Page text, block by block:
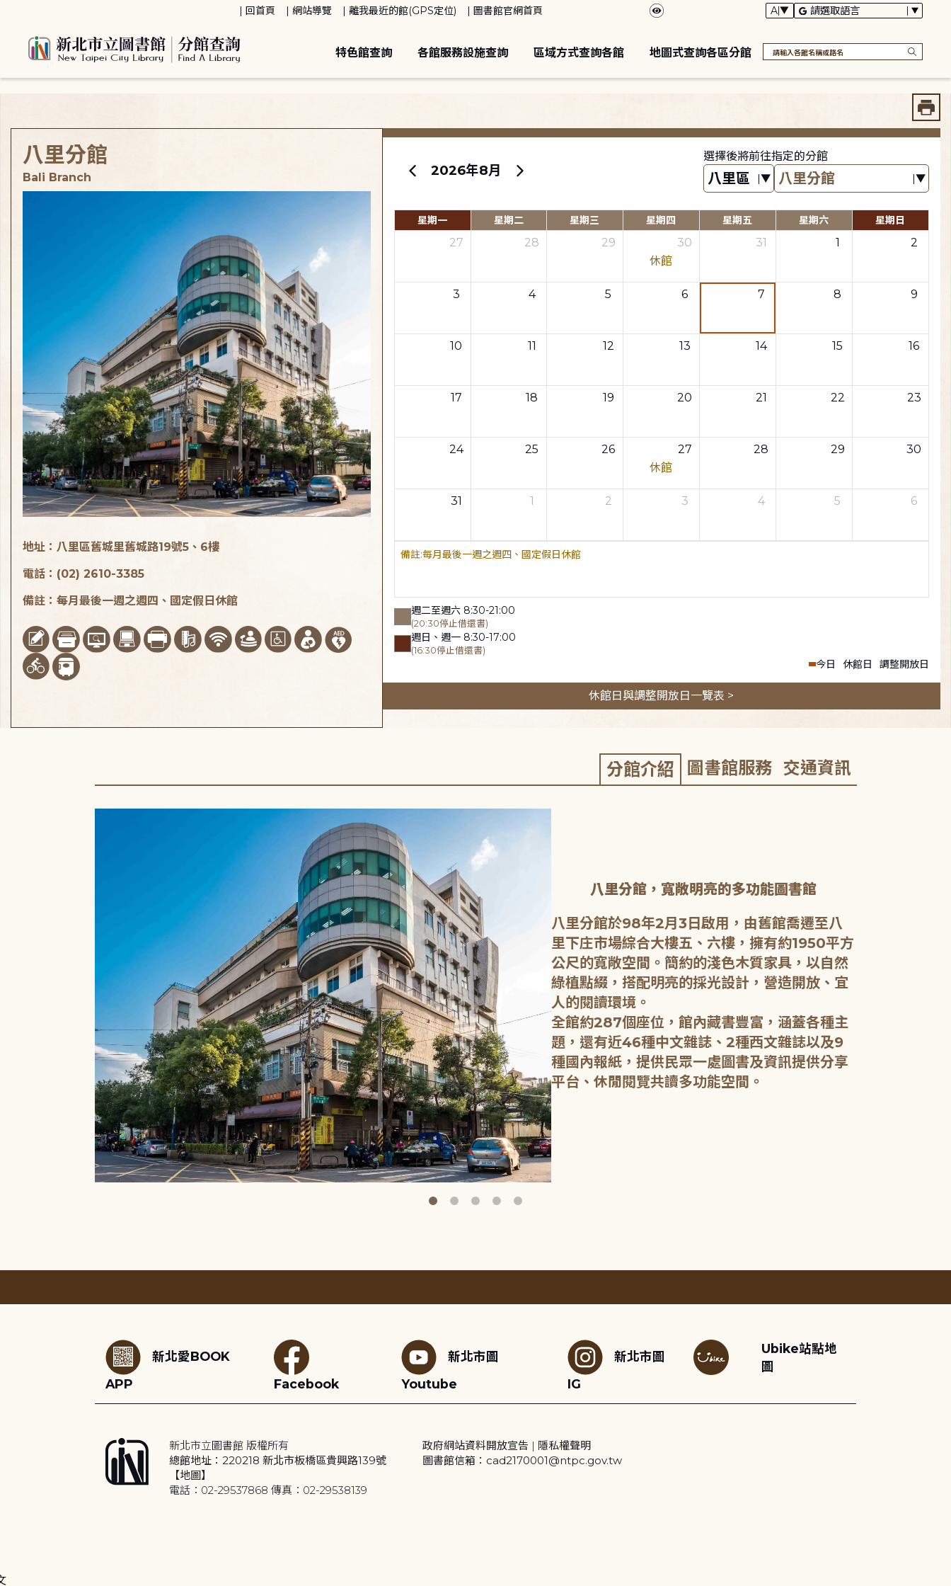
回首頁 網站導覽 離我最近的館(GPS定位) 圖書館官網首頁
特色館查詢 各館服務設施查詢 區域方式查詢各館 地圖式查詢各區分館
2026年8月
選擇後將前往指定的分館
星期一 星期二 星期三 星期四 星期五 星期六 星期日
27 28 29
30
休館
31 1 2
3 4 5 6 7 8 9
10 11 12 13 14 15 16
17 18 19 20 21 22 23
24 25 26
27
休館
28 29 30
31 1 2 3 4 5 6
每月最後一週之週四、國定假日休館
週二至週六 8:30-21:00
(20:30停止借還書)
週日、週一 8:30-17:00
(16:30停止借還書)
今日 休館日 調整開放日
休館日與調整開放日一覽表 >
八里分館
Bali Branch
地址：八里區舊城里舊城路19號5、6樓
電話：(02) 2610-3385
備註：每月最後一週之週四、國定假日休館
分館介紹 圖書館服務 交通資訊
八里分館，寬敞明亮的多功能圖書館
八里分館於98年2月3日啟用，由舊館喬遷至八
里下庄市場綜合大樓五、六樓，擁有約1950平方
公尺的寬敞空間。簡約的淺色木質家具，以自然
綠植點綴，搭配明亮的採光設計，營造開放、宜
人的閱讀環境。
全館約287個座位，館內藏書豐富，涵蓋各種主
題，還有近46種中文雜誌、2種西文雜誌以及9
種國內報紙，提供民眾一處圖書及資訊提供分享
新北愛BOOK
APP
Facebook
新北市圖
Youtube
新北市圖
IG
Ubike站點地
圖
新北市立圖書館 版權所有
總館地址：220218 新北市板橋區貴興路139號
【地圖】
電話：02-29537868 傳真：02-29538139
政府網站資料開放宣告 | 隱私權聲明
圖書館信箱：cad2170001@ntpc.gov.tw